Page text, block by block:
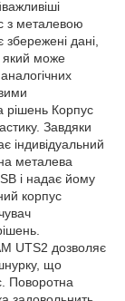
з металевою
дані,
який може
рішень Корпус
Завдяки
індивідуальний
металева
і надає йому
корпус
UTS2 дозволяє
що
Поворотна